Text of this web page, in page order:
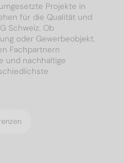
Projekte in
für die Qualität und
Schweiz. Ob
oder Gewerbeobjekt.
Fachpartnern
und nachhaltige